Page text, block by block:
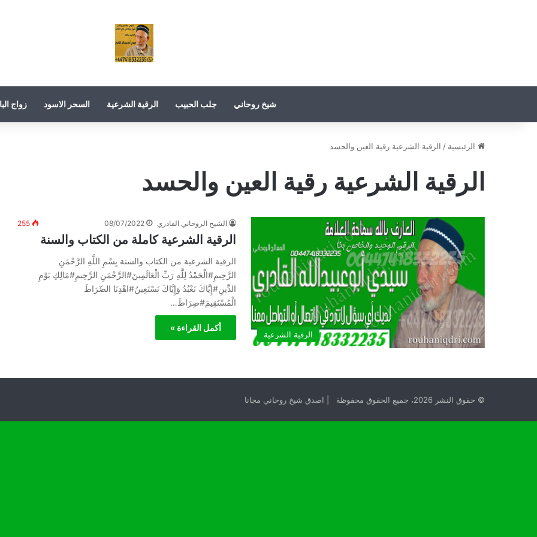
شيخ روحاني جلب الحبيب الرقية الشرعية السحر الاسود زواج
الرئيسية / الرقية الشرعية رقية العين والحسد
الرقية الشرعية رقية العين والحسد
الرقية الشرعية
الشيخ الروحاني القادري 08/07/2022
255
الرقية الشرعية كاملة من الكتاب والسنة
الرقية الشرعية من الكتاب والسنة بِسْمِ اللَّهِ الرَّحْمَنِ
الرَّحِيمِ#الْحَمْدُ لِلَّهِ رَبِّ الْعَالَمِينَ#الرَّحْمَنِ الرَّحِيمِ#مَالِكِ يَوْمِ
الدِّينِ#إِيَّاكَ نَعْبُدُ وَإِيَّاكَ نَسْتَعِينُ#اهْدِنَا الصِّرَاطَ
الْمُسْتَقِيمَ#صِرَاطَ…
أكمل القراءة »
© حقوق النشر 2026، جميع الحقوق محفوظة | اصدق شيخ روحاني مجانا